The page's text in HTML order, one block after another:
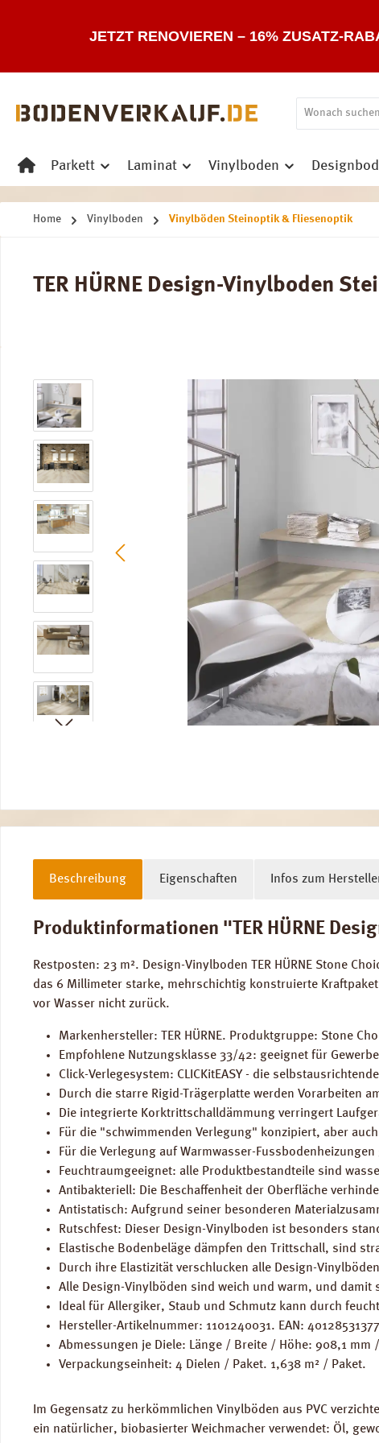
JETZT RENOVIEREN – 16% ZUSATZ-
Parkett Laminat Vinylboden
Home Vinylboden Vinylböden Steinoptik & Fliesenoptik
TER HÜRNE Design-Vinylboden
Bildergalerie überspringen
Beschreibung Eigenschaften Infos zum
Produktinformationen "TER HÜRNE
Restposten: 23 m². Design-Vinylboden TER HÜRNE Stone
das 6 Millimeter starke, mehrschichtig konstruierte
vor Wasser nicht zurück.
Markenhersteller: TER HÜRNE. Produktgruppe: Stone
Empfohlene Nutzungsklasse 33/42: geeignet für
Click-Verlegesystem: CLICKitEASY - die
Durch die starre Rigid-Trägerplatte werden Vorarbeiten
Die integrierte Korktrittschalldämmung verringert
Für die "schwimmenden Verlegung" konzipiert, aber
Für die Verlegung auf Warmwasser-Fussbodenheizungen
Feuchtraumgeeignet: alle Produktbestandteile sind
Antibakteriell: Die Beschaffenheit der Oberfläche
Antistatisch: Aufgrund seiner besonderen
Rutschfest: Dieser Design-Vinylboden ist besonders
Elastische Bodenbeläge dämpfen den Trittschall, sind
Durch ihre Elastizität verschlucken alle Design-
Alle Design-Vinylböden sind weich und warm, und damit
Ideal für Allergiker, Staub und Schmutz kann durch
Hersteller-Artikelnummer: 1101240031. EAN:
Abmessungen je Diele: Länge / Breite / Höhe: 908,1 mm
Verpackungseinheit: 4 Dielen / Paket. 1,638 m² / Paket.
Im Gegensatz zu herkömmlichen Vinylböden aus PVC
ein natürlicher, biobasierter Weichmacher verwendet: Öl,